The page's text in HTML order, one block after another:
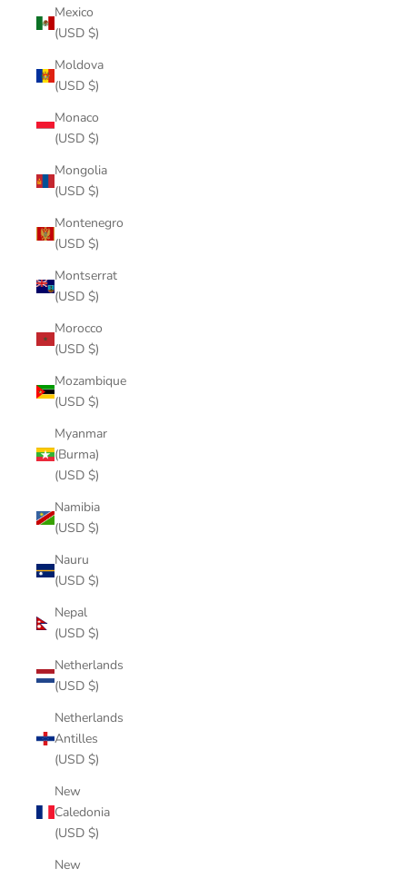
Mexico
(USD $)
Moldova
(USD $)
Monaco
(USD $)
Mongolia
(USD $)
Montenegro
(USD $)
Montserrat
(USD $)
Morocco
(USD $)
Mozambique
(USD $)
Myanmar
(Burma)
(USD $)
Namibia
(USD $)
Nauru
(USD $)
Nepal
(USD $)
Netherlands
(USD $)
Netherlands
Antilles
(USD $)
New
Caledonia
(USD $)
New